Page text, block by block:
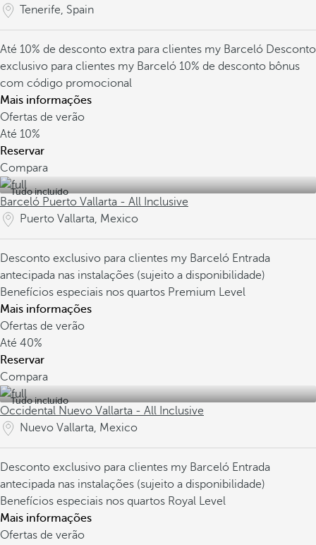
Tenerife, Spain
Até 10% de desconto extra para clientes my Barceló Desconto
exclusivo para clientes my Barceló 10% de desconto bônus
com código promocional
Mais informações
Ofertas de verão
Até 10%
Reservar
Compara
Tudo incluído
Barceló Puerto Vallarta - All Inclusive
Puerto Vallarta, Mexico
Desconto exclusivo para clientes my Barceló Entrada
antecipada nas instalações (sujeito a disponibilidade)
Benefícios especiais nos quartos Premium Level
Mais informações
Ofertas de verão
Até 40%
Reservar
Compara
Tudo incluído
Occidental Nuevo Vallarta - All Inclusive
Nuevo Vallarta, Mexico
Desconto exclusivo para clientes my Barceló Entrada
antecipada nas instalações (sujeito a disponibilidade)
Benefícios especiais nos quartos Royal Level
Mais informações
Ofertas de verão